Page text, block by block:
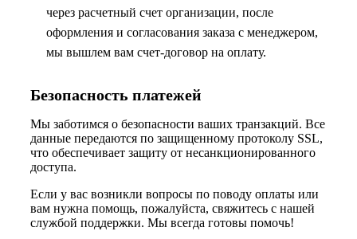
через расчетный счет организации, после
оформления и согласования заказа с менеджером,
мы вышлем вам счет-договор на оплату.
Безопасность платежей
Мы заботимся о безопасности ваших транзакций. Все
данные передаются по защищенному протоколу SSL,
что обеспечивает защиту от несанкционированного
доступа.
Если у вас возникли вопросы по поводу оплаты или
вам нужна помощь, пожалуйста, свяжитесь с нашей
службой поддержки. Мы всегда готовы помочь!